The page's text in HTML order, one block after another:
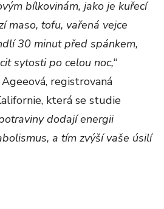
bílkovinám, jako je kuřecí
maso, tofu, vařená vejce
30 minut před spánkem,
sytosti po celou noc,“
registrovaná
která se studie
dodají energii
a tím zvýší vaše úsilí